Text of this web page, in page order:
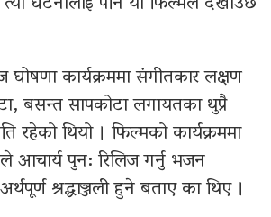
कार्यक्रममा संगीतकार लक्षण
बसन्त सापकोटा लगायतका थुप्रै
रहेको थियो । फिल्मको कार्यक्रममा
आचार्य पुन: रिलिज गर्नु भजन
श्रद्धाञ्जली हुने बताए का थिए ।